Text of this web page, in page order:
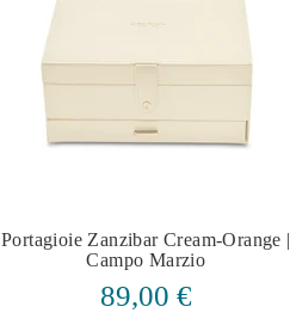
  
Portagioie Zanzibar Cream-Orange |
Campo Marzio
89,00 €